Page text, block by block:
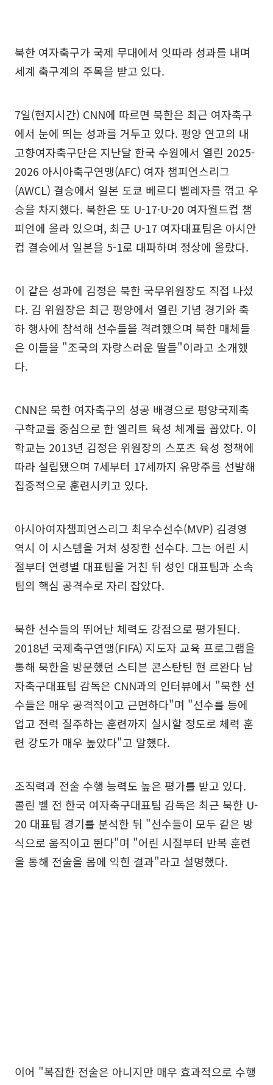
북한 여자축구가 국제 무대에서 잇따라 성과를 내며
세계 축구계의 주목을 받고 있다.
7일(현지시간) CNN에 따르면 북한은 최근 여자축구
에서 눈에 띄는 성과를 거두고 있다. 평양 연고의 내
고향여자축구단은 지난달 한국 수원에서 열린 2025-
2026 아시아축구연맹(AFC) 여자 챔피언스리그
(AWCL) 결승에서 일본 도쿄 베르디 벨레자를 꺾고 우
승을 차지했다. 북한은 또 U-17·U-20 여자월드컵 챔
피언에 올라 있으며, 최근 U-17 여자대표팀은 아시안
컵 결승에서 일본을 5-1로 대파하며 정상에 올랐다.
이 같은 성과에 김정은 북한 국무위원장도 직접 나섰
다. 김 위원장은 최근 평양에서 열린 기념 경기와 축
하 행사에 참석해 선수들을 격려했으며 북한 매체들
은 이들을 "조국의 자랑스러운 딸들"이라고 소개했
다.
CNN은 북한 여자축구의 성공 배경으로 평양국제축
구학교를 중심으로 한 엘리트 육성 체계를 꼽았다. 이
학교는 2013년 김정은 위원장의 스포츠 육성 정책에
따라 설립됐으며 7세부터 17세까지 유망주를 선발해
집중적으로 훈련시키고 있다.
아시아여자챔피언스리그 최우수선수(MVP) 김경영
역시 이 시스템을 거쳐 성장한 선수다. 그는 어린 시
절부터 연령별 대표팀을 거친 뒤 성인 대표팀과 소속
팀의 핵심 공격수로 자리 잡았다.
북한 선수들의 뛰어난 체력도 강점으로 평가된다.
2018년 국제축구연맹(FIFA) 지도자 교육 프로그램을
통해 북한을 방문했던 스티븐 콘스탄틴 현 르완다 남
자축구대표팀 감독은 CNN과의 인터뷰에서 "북한 선
수들은 매우 공격적이고 근면하다"며 "선수를 등에
업고 전력 질주하는 훈련까지 실시할 정도로 체력 훈
련 강도가 매우 높았다"고 말했다.
조직력과 전술 수행 능력도 높은 평가를 받고 있다.
콜린 벨 전 한국 여자축구대표팀 감독은 최근 북한 U-
20 대표팀 경기를 분석한 뒤 "선수들이 모두 같은 방
식으로 움직이고 뛴다"며 "어린 시절부터 반복 훈련
을 통해 전술을 몸에 익힌 결과"라고 설명했다.
이어 "복잡한 전술은 아니지만 매우 효과적으로 수행